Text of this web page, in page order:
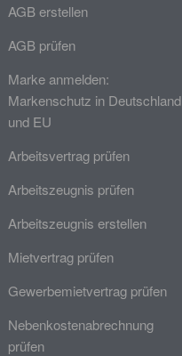
AGB erstellen
AGB prüfen
Marke anmelden:
Markenschutz in Deutschland
und EU
Arbeitsvertrag prüfen
Arbeitszeugnis prüfen
Arbeitszeugnis erstellen
Mietvertrag prüfen
Gewerbemietvertrag prüfen
Nebenkostenabrechnung
prüfen